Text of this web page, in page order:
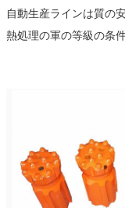
自動生産ラインは質の
熱処理の軍の等級の条